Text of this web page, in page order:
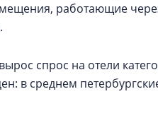
работающие
спрос на отели
в среднем